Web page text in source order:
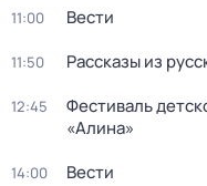
11:00 Вести
11:50 Рассказы из
12:45
Фестиваль
«Алина»
14:00 Вести